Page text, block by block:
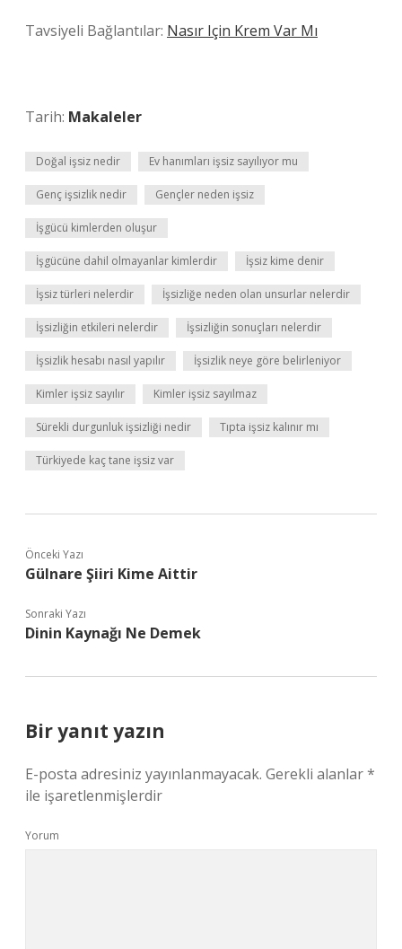
Tavsiyeli Bağlantılar: Nasır Için Krem Var Mı
Tarih: Makaleler
Doğal işsiz nedir Ev hanımları işsiz sayılıyor mu
Genç işsizlik nedir Gençler neden işsiz
İşgücü kimlerden oluşur
İşgücüne dahil olmayanlar kimlerdir İşsiz kime denir
İşsiz türleri nelerdir İşsizliğe neden olan unsurlar nelerdir
İşsizliğin etkileri nelerdir İşsizliğin sonuçları nelerdir
İşsizlik hesabı nasıl yapılır İşsizlik neye göre belirleniyor
Kimler işsiz sayılır Kimler işsiz sayılmaz
Sürekli durgunluk işsizliği nedir Tıpta işsiz kalınır mı
Türkiyede kaç tane işsiz var
Önceki Yazı
Gülnare Şiiri Kime Aittir
Sonraki Yazı
Dinin Kaynağı Ne Demek
Bir yanıt yazın
E-posta adresiniz yayınlanmayacak. Gerekli alanlar*
ile işaretlenmişlerdir
Yorum